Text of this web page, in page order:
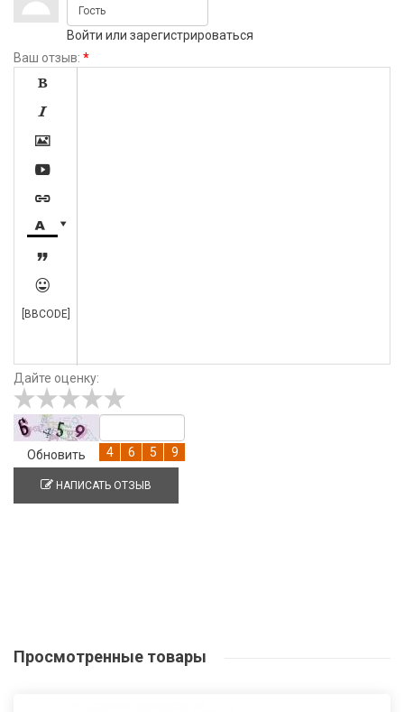
Войти или зарегистрироваться
Ваш отзыв: *









[BBCODE]
Дайте оценку:
Обновить
НАПИСАТЬ ОТЗЫВ
Просмотренные товары